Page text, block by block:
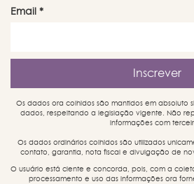
Email *
Os dados ora colhidos são mantidos em absoluto
dados, respeitando a legislação vigente. Não
informações com
Os dados ordinários colhidos são utilizados
contato, garantia, nota fiscal e divulgação de
O usuário está ciente e concorda, pois, com a
processamento e uso das informações ora